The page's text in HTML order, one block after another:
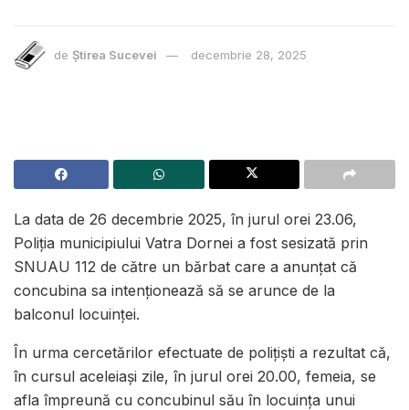
de Știrea Sucevei decembrie 28, 2025
La data de 26 decembrie 2025, în jurul orei 23.06,
Poliția municipiului Vatra Dornei a fost sesizată prin
SNUAU 112 de către un bărbat care a anunțat că
concubina sa intenționează să se arunce de la
balconul locuinței.
În urma cercetărilor efectuate de polițiști a rezultat că,
în cursul aceleiași zile, în jurul orei 20.00, femeia, se
afla împreună cu concubinul său în locuința unui